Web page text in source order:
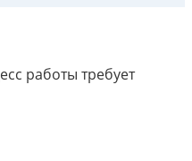
работы требует